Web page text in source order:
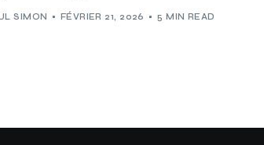
SIMON FÉVRIER 21, 2026 5 MIN READ